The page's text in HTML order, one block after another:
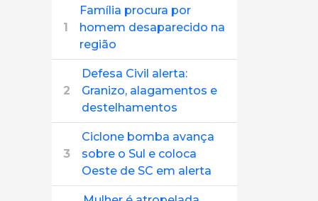
1
Família procura por
homem desaparecido na
região
2
Defesa Civil alerta:
Granizo, alagamentos e
destelhamentos
3
Ciclone bomba avança
sobre o Sul e coloca
Oeste de SC em alerta